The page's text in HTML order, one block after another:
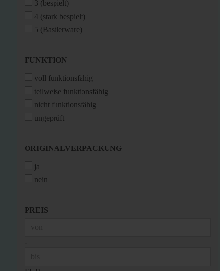
3 (bespielt)
4 (stark bespielt)
5 (Bastlerware)
FUNKTION
FUNKTION
voll funktionsfähig
teilweise funktionsfähig
nicht funktionsfähig
ungeprüft
ORIGINALVERPACKUNG
ORIGINALVERPACKUNG
ja
nein
PREIS
PREIS
-